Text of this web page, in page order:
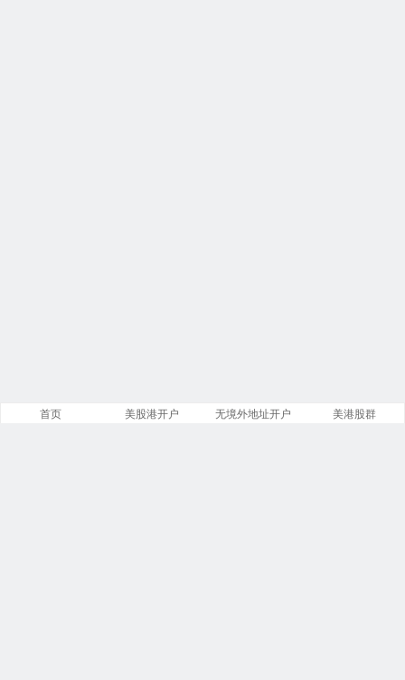
首页 美股港开户 无境外地址开户 美港股群